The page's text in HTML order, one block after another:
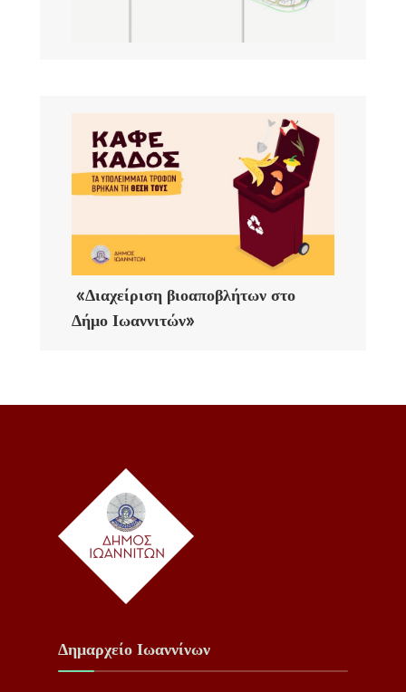
«Διαχείριση βιοαποβλήτων στο
Δήμο Ιωαννιτών»
Δημαρχείο Ιωαννίνων